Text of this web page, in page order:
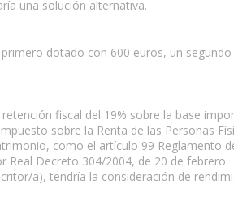
una solución alternativa.
primero dotado con 600 euros, un
fiscal del 19% sobre la base
sobre la Renta de las Personas
como el artículo 99 Reglamento
Real Decreto 304/2004, de 20 de febrero.
a), tendría la consideración de